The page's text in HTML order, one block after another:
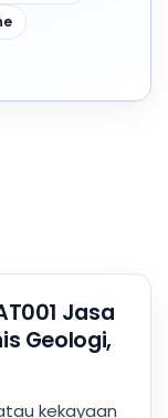
Jasa
Geologi,
kekayaan